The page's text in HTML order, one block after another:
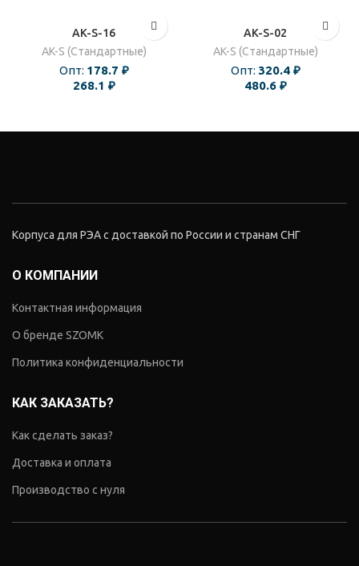
AK-S-16
AK-S (Стандартные)
268.1 ₽
Опт: 178.7 ₽
AK-S-02
AK-S (Стандартные)
480.6 ₽
Опт: 320.4 ₽
Корпуса для РЭА с доставкой по России и странам СНГ
О КОМПАНИИ
Контактная информация
О бренде SZOMK
Политика конфиденциальности
КАК ЗАКАЗАТЬ?
Как сделать заказ?
Доставка и оплата
Производство с нуля